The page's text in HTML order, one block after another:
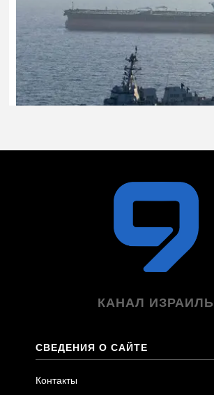
КАНАЛ ИЗРАИЛЬ
СВЕДЕНИЯ О САЙТЕ
Контакты